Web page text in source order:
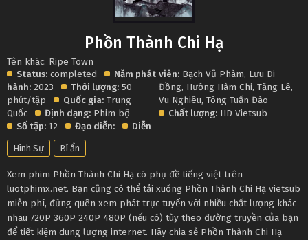
Phồn Thành Chi Hạ
Tên khác: Ripe Town
Status: completed
Năm phát
hành: 2023 Thời lượng: 50
phút/tập
Quốc gia: Trung
Quốc
Định dạng: Phim bộ
Số tập: 12 Đạo diễn: Diễn
viên: Bạch Vũ Phàm, Lưu Di
Đồng, Hướng Hàm Chi,Tăng Lê,
Vu Nghiêu,Tông Tuấn Đào
Chất lượng: HD Vietsub
Hình Sự Bí ẩn
Xem phim Phồn Thành Chi Hạ có phụ đề tiếng việt trên
luotphimx.net. Bạn cũng có thể tải xuống Phồn Thành Chi Hạ vietsub
miễn phí, đừng quên xem phát trực tuyến với nhiều chất lượng khác
nhau 720P 360P 240P 480P (nếu có) tùy theo đường truyền của bạn
để tiết kiệm dung lượng internet. Hãy chia sẻ Phồn Thành Chi Hạ